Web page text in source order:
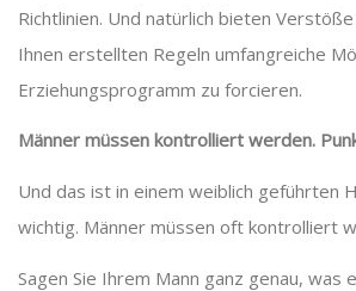
Richtlinien. Und natürlich bieten
Ihnen erstellten Regeln umfangreiche
Erziehungsprogramm zu forcieren.
Männer müssen kontrolliert werden.
Und das ist in einem weiblich geführten
wichtig. Männer müssen oft kontrolliert
Sagen Sie Ihrem Mann ganz genau, was